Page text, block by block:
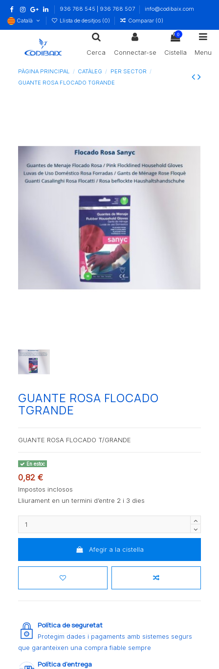
936 768 545 | 936 768 507
info@codibaix.com
Català
Llista de desitjos (0) Comparar (0)
Cerca Connectar-se
0
Cistella Menu
PÀGINA PRINCIPAL CATÀLEG
PER SECTOR
GUANTE ROSA FLOCADO TGRANDE
GUANTE ROSA FLOCADO
TGRANDE
GUANTE ROSA FLOCADO T/GRANDE
En estoc
0,82 €
Impostos inclosos
Lliurament en un termini d’entre 2 i 3 dies
Afegir a la cistella
Política de seguretat
Protegim dades i pagaments amb sistemes segurs
que garanteixen una compra fiable sempre
Política d’entrega